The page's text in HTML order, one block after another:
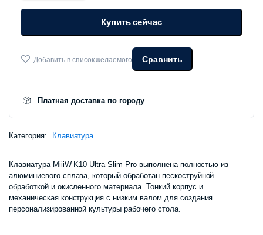
MIIIW
Mechanical
PRO
Купить сейчас
Добавить в список желаемого Сравнить
Платная доставка по городу
Категория: Клавиатура
Клавиатура MiiiW K10 Ultra-Slim Pro выполнена полностью из
алюминиевого сплава, который обработан пескоструйной
обработкой и окисленного материала. Тонкий корпус и
механическая конструкция с низким валом для создания
персонализированной культуры рабочего стола.